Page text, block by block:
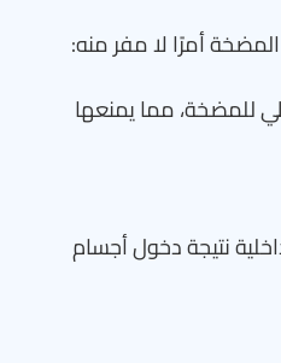
المضخة أمرًا لا مفر منه:
للمضخة، مما يمنعها
نتيجة دخول أجسام